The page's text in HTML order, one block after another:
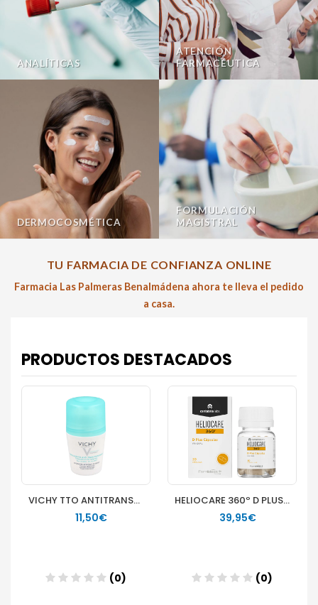
ANALÍTICAS
ATENCIÓN
FARMACÉUTICA
DERMOCOSMÉTICA
FORMULACIÓN
MAGISTRAL
TU FARMACIA DE CONFIANZA ONLINE
Farmacia Las Palmeras Benalmádena ahora te lleva el pedido
a casa.